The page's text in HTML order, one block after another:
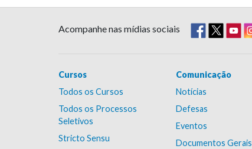
Acompanhe nas mídias sociais
Cursos
Todos os Cursos
Todos os Processos
Seletivos
Stricto Sensu
Comunicação
Notícias
Defesas
Eventos
Documentos Gerais